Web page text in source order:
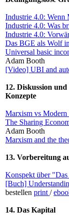
Industrie 4.0: Wenn
Industrie 4.0: Was
Industrie 4.0:
Das BGE als Wolf
Universal basic
Adam Booth
[Video] UBI and
12. Diskussion
Konzepte
Marxism vs
The Sharing
Adam Booth
Marxism and the
13. Vorbereitung
Konspekt über
[Buch]
bestellen print /
14. Das Kapital